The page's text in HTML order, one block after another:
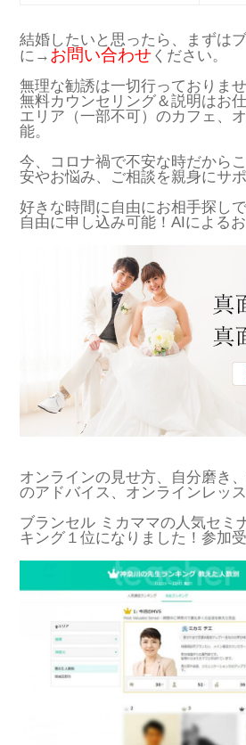
結婚したいと思ったら、まずは
に→ お問い合わせ ください。
無理な勧誘は一切行っておりませ
無料カウンセリング＆説明はお
エリア（一部不可）のカフェ、
能。
今、コロナ禍で不安な時だから
安やお悩み、ご相談を親身にサポ
好きな時間に自由にお相手探し
自由に申し込み可能！AIによる
オンラインの見せ方、自分磨き
のアドバイス、オンラインレッ
ブランセル ミカママの人気セミ
キング１位になりました！参加